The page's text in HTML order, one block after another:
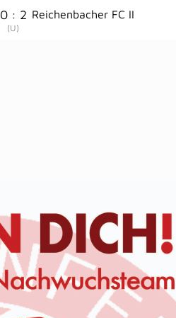
0 : 2
(U)
Reichenbacher FC II